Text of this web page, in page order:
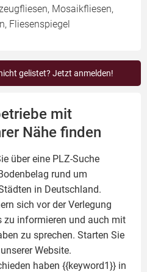
Mosaikfliesen,
Fliesenspiegel
gelistet? Jetzt anmelden!
mit
Nähe finden
über eine PLZ-Suche
rund um
in Deutschland.
sich vor der Verlegung
zu informieren und auch mit
zu sprechen. Starten Sie
Website.
haben {{keyword1}} in